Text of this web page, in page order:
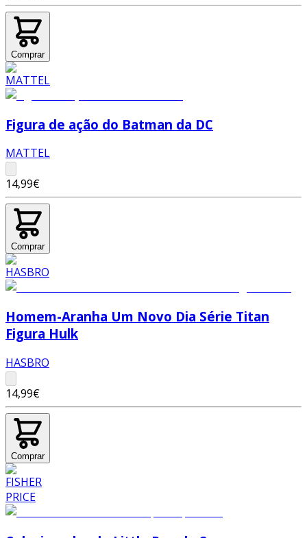
Comprar
Figura de ação do Batman da DC
MATTEL
14,99€
Comprar
Homem-Aranha Um Novo Dia Série Titan
Figura Hulk
HASBRO
14,99€
Comprar